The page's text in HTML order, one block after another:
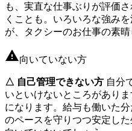
も、実直な仕事ぶりが評価
くことも。いろいろな強み
が、タクシーのお仕事の素晴
向いていない方
△ 自己管理できない方 自分
いといけないところがあり
になります。給与も働いた
のペースを守りつつ安定し